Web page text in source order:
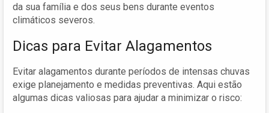
da sua família e dos seus bens durante eventos
climáticos severos.
Dicas para Evitar Alagamentos
Evitar alagamentos durante períodos de intensas chuvas
exige planejamento e medidas preventivas. Aqui estão
algumas dicas valiosas para ajudar a minimizar o risco: